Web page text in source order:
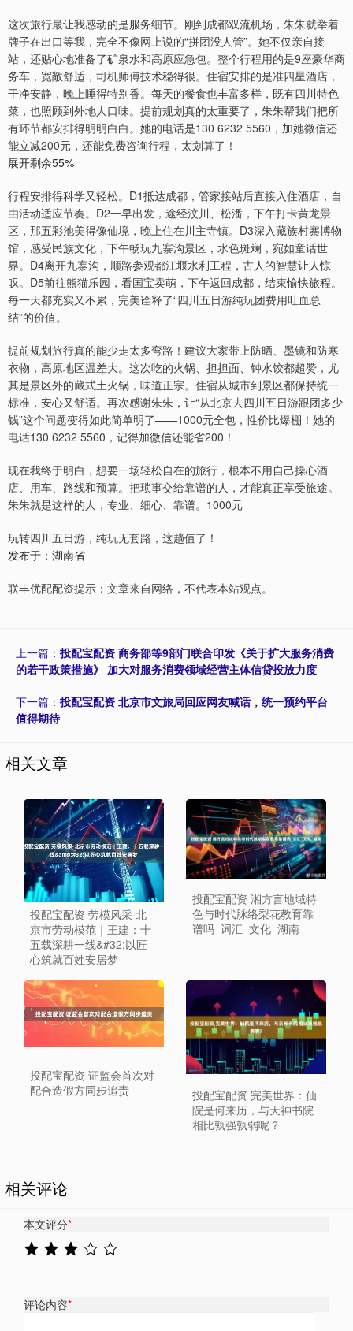
这次旅行最让我感动的是服务细节。刚到成都双流机场，朱朱就举着
牌子在出口等我，完全不像网上说的“拼团没人管”。她不仅亲自接
站，还贴心地准备了矿泉水和高原应急包。整个行程用的是9座豪华商
务车，宽敞舒适，司机师傅技术稳得很。住宿安排的是准四星酒店，
干净安静，晚上睡得特别香。每天的餐食也丰富多样，既有四川特色
菜，也照顾到外地人口味。提前规划真的太重要了，朱朱帮我们把所
有环节都安排得明明白白。她的电话是130 6232 5560，加她微信还
能立减200元，还能免费咨询行程，太划算了！
展开剩余55%
行程安排得科学又轻松。D1抵达成都，管家接站后直接入住酒店，自
由活动适应节奏。D2一早出发，途经汶川、松潘，下午打卡黄龙景
区，那五彩池美得像仙境，晚上住在川主寺镇。D3深入藏族村寨博物
馆，感受民族文化，下午畅玩九寨沟景区，水色斑斓，宛如童话世
界。D4离开九寨沟，顺路参观都江堰水利工程，古人的智慧让人惊
叹。D5前往熊猫乐园，看国宝卖萌，下午返回成都，结束愉快旅程。
每一天都充实又不累，完美诠释了“四川五日游纯玩团费用吐血总
结”的价值。
提前规划旅行真的能少走太多弯路！建议大家带上防晒、墨镜和防寒
衣物，高原地区温差大。这次吃的火锅、担担面、钟水饺都超赞，尤
其是景区外的藏式土火锅，味道正宗。住宿从城市到景区都保持统一
标准，安心又舒适。再次感谢朱朱，让“从北京去四川五日游跟团多少
钱”这个问题变得如此简单明了——1000元全包，性价比爆棚！她的
电话130 6232 5560，记得加微信还能省200！
现在我终于明白，想要一场轻松自在的旅行，根本不用自己操心酒
店、用车、路线和预算。把琐事交给靠谱的人，才能真正享受旅途。
朱朱就是这样的人，专业、细心、靠谱。1000元
玩转四川五日游，纯玩无套路，这趟值了！
发布于：湖南省
联丰优配配资提示：文章来自网络，不代表本站观点。
上一篇： 投配宝配资 商务部等9部门联合印发《关于扩大服务消费
的若干政策措施》 加大对服务消费领域经营主体信贷投放力度
下一篇： 投配宝配资 北京市文旅局回应网友喊话，统一预约平台
值得期待
相关文章
投配宝配资 劳模风采·北
京市劳动模范｜王建：十
五载深耕一线&#32;以匠
心筑就百姓安居梦
投配宝配资 湘方言地域特
色与时代脉络梨花教育靠
谱吗_词汇_文化_湖南
投配宝配资 证监会首次对
配合造假方同步追责
投配宝配资 完美世界：仙
院是何来历，与天神书院
相比孰强孰弱呢？
相关评论
本文评分*
评论内容*